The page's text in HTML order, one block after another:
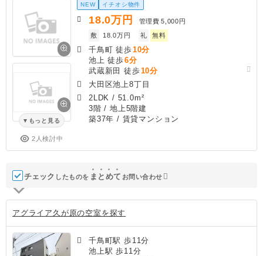
もっと見る
2人検討中
NEW イチオシ物件
18.0万円 管理費 5,000円
敷
18.0万円 礼 無料
千鳥町 徒歩10分
池上 徒歩6分
武蔵新田 徒歩10分
大田区池上8丁目
2LDK / 51.0m²
3階 / 地上5階建
築37年 / 賃貸マンション
チェック したものを ま と めて お問い合わせ
アグライア久が原の空室を探す
千鳥町駅 歩11分
池上駅 歩11分